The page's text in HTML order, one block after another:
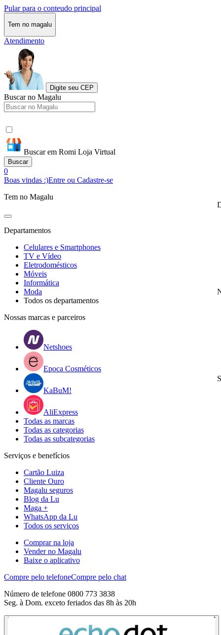
Pular para o conteudo principal
Tem no magalu
Atendimento
Digite seu CEP
Buscar no Magalu
Buscar em Romi Loja Virtual
Buscar
0
Boas vindas :)Entre ou Cadastre-se
Tem no Magalu
Departamentos
Celulares e Smartphones
TV e Vídeo
Eletrodomésticos
Móveis
Informática
Moda
Todos os departamentos
Nossas marcas e parceiros
Netshoes
Epoca Cosméticos
KaBuM!
AliExpress
Todas as marcas
Todas as categorias
Todas as subcategorias
Serviços e benefícios
Cartão Luiza
Cliente Ouro
Magalu seguros
Blog da Lu
Maga +
WhatsApp da Lu
Todos os serviços
Comprar na loja
Vender no Magalu
Baixe o aplicativo
Compre pelo telefoneCompre pelo chat
Número de telefone 0800 773 3838
Seg. à Dom. exceto feriados das 8h às 20h